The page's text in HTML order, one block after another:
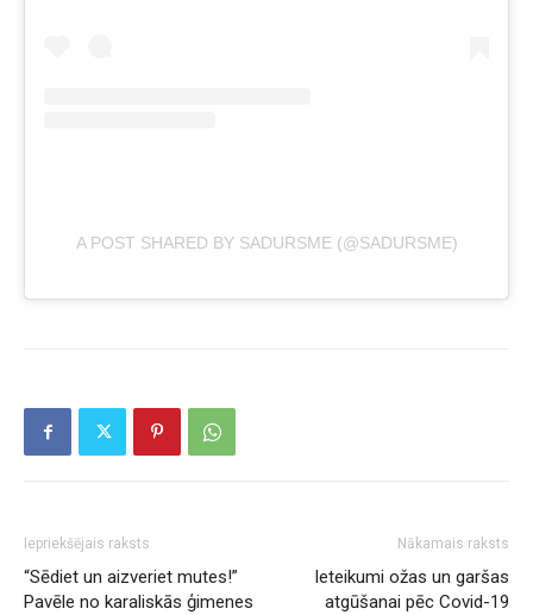
A POST SHARED BY SADURSME (@SADURSME)
Iepriekšējais raksts
“Sēdiet un aizveriet mutes!”
Pavēle no karaliskās ģimenes
Nākamais raksts
Ieteikumi ožas un garšas
atgūšanai pēc Covid-19